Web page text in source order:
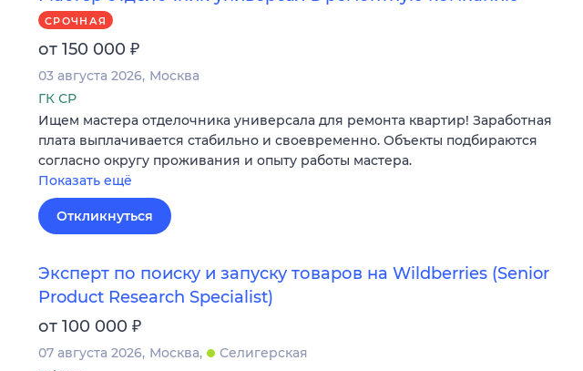
СРОЧНАЯ
от 150 000 ₽
03 августа 2026 Москва
ГК СР
Ищем мастера отделочника универсала для ремонта квартир! Заработная
плата выплачивается стабильно и своевременно. Объекты подбираются
согласно округу проживания и опыту работы мастера.
Показать ещё
Откликнуться
Эксперт по поиску и запуску товаров на Wildberries (Senior
Product Research Specialist)
от 100 000 ₽
07 августа 2026 Москва
Селигерская